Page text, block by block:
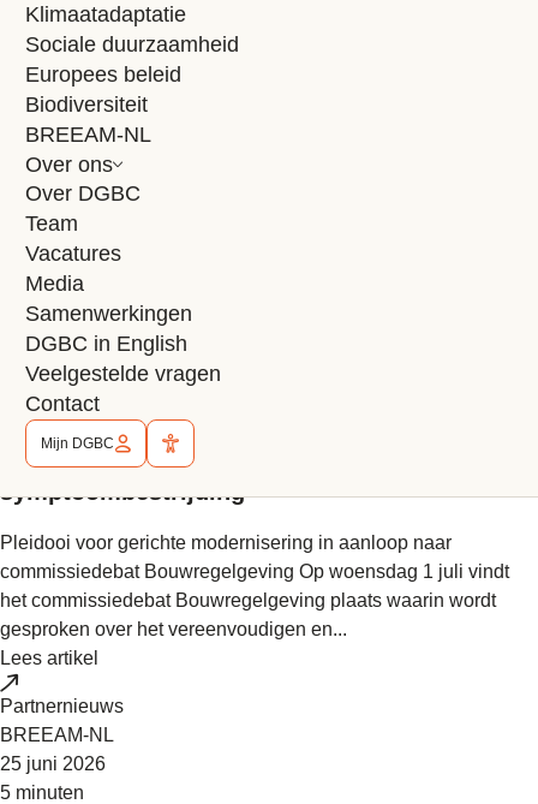
Klimaatadaptatie
Sociale duurzaamheid
Europees beleid
Biodiversiteit
BREEAM-NL
Over ons
Over DGBC
Team
Vacatures
Media
Samenwerkingen
DGBC in English
Veelgestelde vragen
Contact
Mijn DGBC
14 juli 2026
2 minuten
MPG-systematiek gewijzigd per 1 juli 2026:
wat betekent dit voor BREEAM-NL?
Per 1 juli 2026 zijn de milieuprestatie-eisen voor gebouwen
(MPG) aangepast. Zo is de norm voor kantoren
met 15% aangescherpt en gelden er nu ook MPG-eisen...
Lees artikel
Eerlijk Wonen
Sociale duurzaamheid
29 juni 2026
3 minuten
DGBC en Platform Woonopgave: ‘Regels
schrappen zonder systeemvisie is
symptoombestrijding’
Pleidooi voor gerichte modernisering in aanloop naar
commissiedebat Bouwregelgeving Op woensdag 1 juli vindt
het commissiedebat Bouwregelgeving plaats waarin wordt
gesproken over het vereenvoudigen en...
Lees artikel
Partnernieuws
BREEAM-NL
25 juni 2026
5 minuten